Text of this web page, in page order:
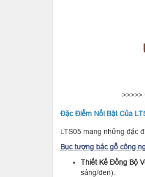
>>>>>
Đặc Điểm Nổi Bật Của
LTS05 mang những đặc
Bục tượng bác gỗ công
Thiết Kế Đồng Bộ
sáng/đen).